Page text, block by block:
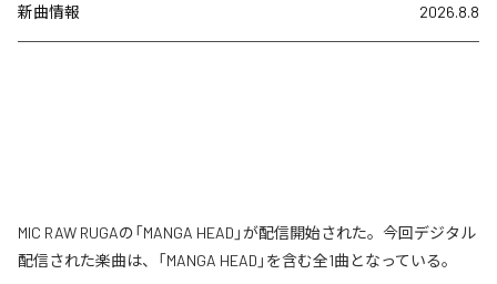
新曲情報 2026.8.8
MIC RAW RUGAの「MANGA HEAD」が配信開始された。今回デジタル
配信された楽曲は、「MANGA HEAD」を含む全1曲となっている。